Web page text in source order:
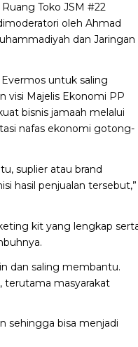
Toko JSM #22
oleh Ahmad
dan Jaringan
untuk saling
visi Majelis Ekonomi PP
bisnis jamaah melalui
nafas ekonomi gotong-
suplier atau brand
hasil penjualan tersebut,”
kit yang lengkap
dan saling membantu.
terutama masyarakat
sehingga bisa menjadi